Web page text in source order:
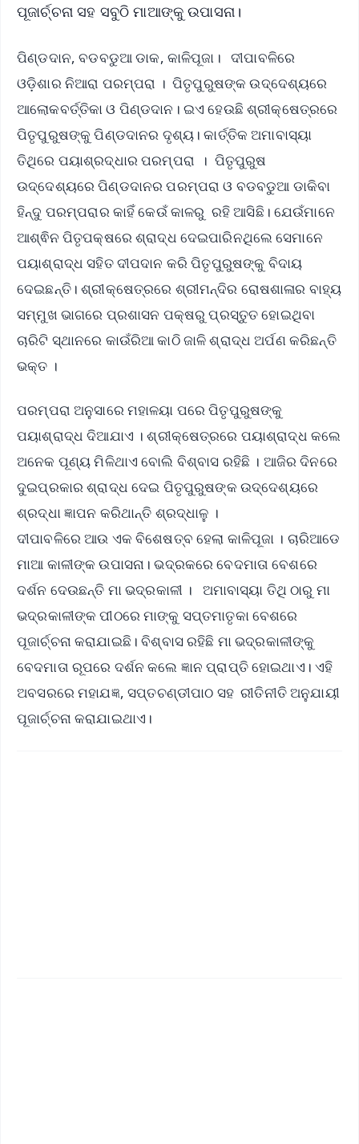
ପୂଜାର୍ଚ୍ଚନା ସହ ସବୁଠି ମାଆଙ୍କୁ ଉପାସନା।
ପିଣ୍ଡଦାନ, ବଡବଡୁଆ ଡାକ, କାଳିପୂଜା। ଦୀପାବଳିରେ
ଓଡ଼ିଶାର ନିଆରା ପରମ୍ପରା । ପିତୃପୁରୁଷଙ୍କ ଉଦ୍ଦେଶ୍ୟରେ
ଆଲୋକବର୍ତ୍ତିକା ଓ ପିଣ୍ଡଦାନ। ଇଏ ହେଉଛି ଶ୍ରୀକ୍ଷେତ୍ରରେ
ପିତୃପୁରୁଷଙ୍କୁ ପିଣ୍ଡଦାନର ଦୃଶ୍ୟ। କାର୍ତ୍ତିକ ଅମାବାସ୍ୟା
ତିଥିରେ ପୟାଶ୍ରଦ୍ଧାର ପରମ୍ପରା । ପିତୃପୁରୁଷ
ଉଦ୍ଦେଶ୍ୟରେ ପିଣ୍ଡଦାନର ପରମ୍ପରା ଓ ବଡବଡୁଆ ଡାକିବା
ହିନ୍ଦୁ ପରମ୍ପରାର କାହିଁ କେଉଁ କାଳରୁ ରହି ଆସିଛି। ଯେଉଁମାନେ
ଆଶ୍ଵିନ ପିତୃପକ୍ଷରେ ଶ୍ରାଦ୍ଧ ଦେଇପାରିନଥିଲେ ସେମାନେ
ପୟାଶ୍ରାଦ୍ଧ ସହିତ ଦୀପଦାନ କରି ପିତୃପୁରୁଷଙ୍କୁ ବିଦାୟ
ଦେଇଛନ୍ତି। ଶ୍ରୀକ୍ଷେତ୍ରରେ ଶ୍ରୀମନ୍ଦିର ରୋଷଶାଳାର ବାହ୍ୟ
ସମ୍ମୁଖ ଭାଗରେ ପ୍ରଶାସନ ପକ୍ଷରୁ ପ୍ରସ୍ତୁତ ହୋଇଥିବା
ଚାରିଟି ସ୍ଥାନରେ କାଉଁରିଆ କାଠି ଜାଳି ଶ୍ରାଦ୍ଧ ଅର୍ପଣ କରିଛନ୍ତି
ଭକ୍ତ ।
ପରମ୍ପରା ଅନୁସାରେ ମହାଳୟା ପରେ ପିତୃପୁରୁଷଙ୍କୁ
ପୟାଶ୍ରାଦ୍ଧ ଦିଆଯାଏ । ଶ୍ରୀକ୍ଷେତ୍ରରେ ପୟାଶ୍ରାଦ୍ଧ କଲେ
ଅନେକ ପୂଣ୍ୟ ମିଳିଥାଏ ବୋଲି ବିଶ୍ବାସ ରହିଛି । ଆଜିର ଦିନରେ
ଦୁଇପ୍ରକାର ଶ୍ରାଦ୍ଧ ଦେଇ ପିତୃପୁରୁଷଙ୍କ ଉଦ୍ଦେଶ୍ୟରେ
ଶ୍ରଦ୍ଧା ଜ୍ଞାପନ କରିଥାନ୍ତି ଶ୍ରଦ୍ଧାଳୁ ।
ଦୀପାବଳିରେ ଆଉ ଏକ ବିଶେଷତ୍ବ ହେଲା କାଳିପୂଜା । ଚାରିଆଡେ
ମାଆ କାଳୀଙ୍କ ଉପାସନା। ଭଦ୍ରକରେ ବେଦମାତା ବେଶରେ
ଦର୍ଶନ ଦେଉଛନ୍ତି ମା ଭଦ୍ରକାଳୀ । ଅମାବାସ୍ୟା ତିଥି ଠାରୁ ମା
ଭଦ୍ରକାଳୀଙ୍କ ପୀଠରେ ମାଙ୍କୁ ସପ୍ତମାତୃକା ବେଶରେ
ପୂଜାର୍ଚ୍ଚନା କରାଯାଇଛି। ବିଶ୍ବାସ ରହିଛି ମା ଭଦ୍ରକାଳୀଙ୍କୁ
ବେଦମାତା ରୂପରେ ଦର୍ଶନ କଲେ ଜ୍ଞାନ ପ୍ରାପ୍ତି ହୋଇଥାଏ। ଏହି
ଅବସରରେ ମହାଯଜ୍ଞ, ସପ୍ତଚଣ୍ଡୀପାଠ ସହ ରୀତିନୀତି ଅନୁଯାୟୀ
ପୂଜାର୍ଚ୍ଚନା କରାଯାଇଥାଏ।